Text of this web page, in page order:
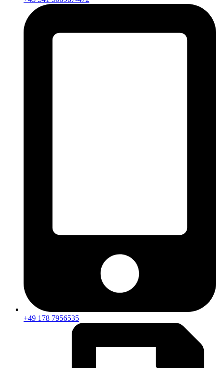
+49 178 7956535